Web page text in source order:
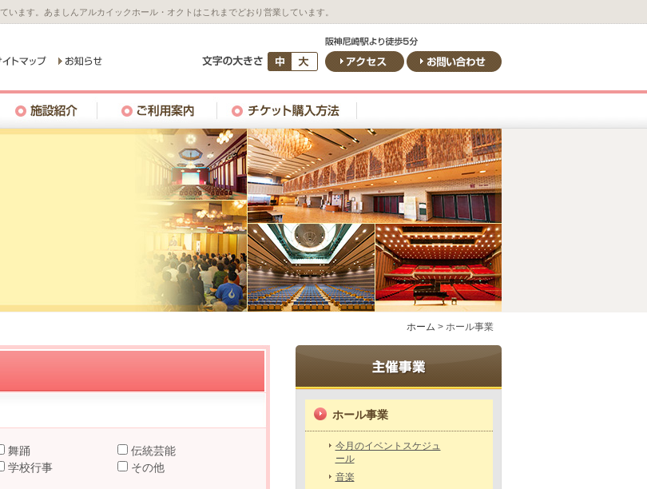
ます。あましんアルカイックホール・オクトはこれまでどおり営業しています。
ホーム > ホール事業
舞踊
伝統芸能
学校行事 その他
ホール事業
今月のイベントスケジュ
ール
音楽